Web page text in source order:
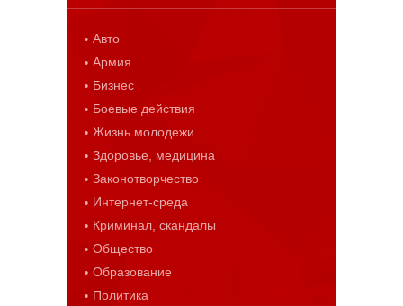
Авто
Армия
Бизнес
Боевые действия
Жизнь молодежи
Здоровье, медицина
Законотворчество
Интернет-среда
Криминал, скандалы
Общество
Образование
Политика